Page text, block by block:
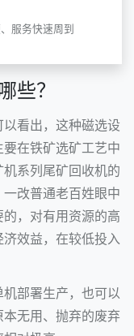
服务快速周到
些？
看出，这种磁选设
在铁矿选矿工艺中
系列 尾矿回收机的
改普通老百姓眼中
，对有用资源的高
效益，在较低投入
部署生产，也可以
无用、抛弃的废弃